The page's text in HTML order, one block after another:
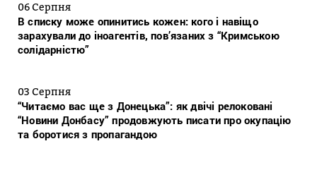
06 Серпня
В списку може опинитись кожен: кого і навіщо
зарахували до іноагентів, пов’язаних з “Кримською
солідарністю”
03 Серпня
“Читаємо вас ще з Донецька”: як двічі релоковані
“Новини Донбасу” продовжують писати про окупацію
та боротися з пропагандою